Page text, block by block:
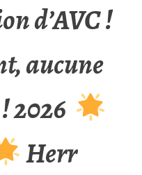
d’AVC !
aucune
2026
Herr